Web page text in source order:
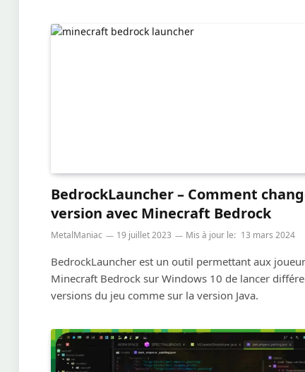
BedrockLauncher – Comment
version avec Minecraft Bedrock
MetalManiac 19 juillet 2023 Mis à jour le: 13 mars 2024
BedrockLauncher est un outil permettant aux
Minecraft Bedrock sur Windows 10 de lancer
versions du jeu comme sur la version Java.